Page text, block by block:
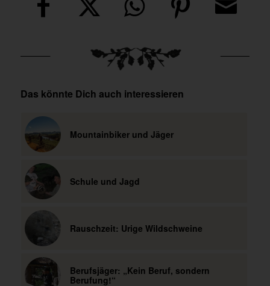
Das könnte Dich auch interessieren
Mountainbiker und Jäger
Schule und Jagd
Rauschzeit: Urige Wildschweine
Berufsjäger: „Kein Beruf, sondern
Berufung!“